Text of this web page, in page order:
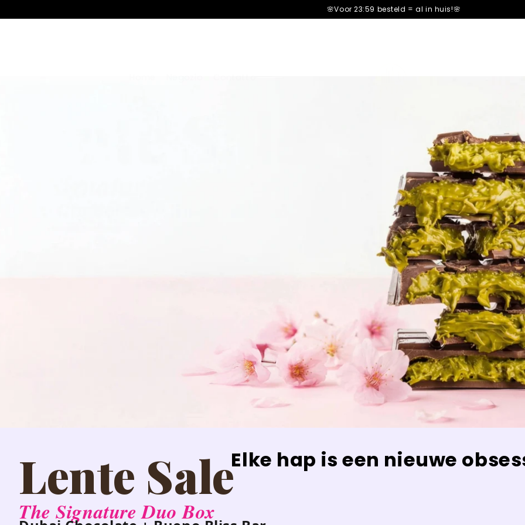
â–¡ 🌸Voor 23:59 besteld =al in huis!🌸
Lente Sale
The Signature Duo Box
Elke hap is een nieuwe